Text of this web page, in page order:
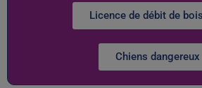
Licence de débit de
Chiens dangereux